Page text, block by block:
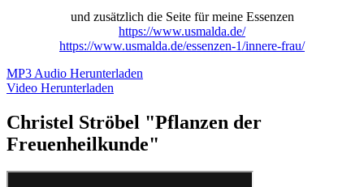
und zusätzlich die Seite für meine Essenzen
https://www.usmalda.de/
https://www.usmalda.de/essenzen-1/innere-frau/
MP3 Audio Herunterladen
Video Herunterladen
Christel Ströbel "Pflanzen der
Freuenheilkunde"